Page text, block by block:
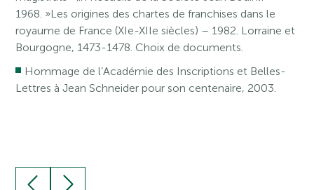
1968. »Les origines des chartes de franchises dans le
royaume de France (XIe-XIIe siècles) – 1982. Lorraine et
Bourgogne, 1473-1478. Choix de documents.
Hommage de l’Académie des Inscriptions et Belles-
Lettres à Jean Schneider pour son centenaire, 2003.